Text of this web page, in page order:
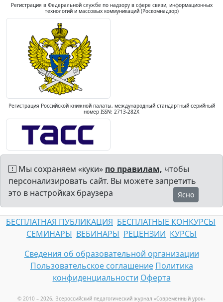
Регистрация в Федеральной службе по надзору в сфере связи, информационных
технологий и массовых коммуникаций (Роскомнадзор)
Регистрация Российской книжной палаты, международный стандартный серийный
номер ISSN: 2713-282X
Мы сохраняем «куки» по правилам, чтобы
персонализировать сайт. Вы можете запретить
это в настройках браузера
Ясно
БЕСПЛАТНАЯ ПУБЛИКАЦИЯ БЕСПЛАТНЫЕ КОНКУРСЫ
СЕМИНАРЫ ВЕБИНАРЫ РЕЦЕНЗИИ КУРСЫ
Сведения об образовательной организации
Пользовательское соглашение Политика
конфиденциальности Оферта
© 2010 – 2026, Всероссийский педагогический журнал «Современный урок»